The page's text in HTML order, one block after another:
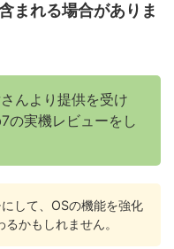
まれる場合がありま
んより提供を受け
の実機レビューをし
して、OSの機能を強化
かもしれません。